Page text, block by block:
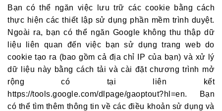
Bạn có thể ngăn việc lưu trữ các cookie bằng cách
thực hiện các thiết lập sử dụng phần mềm trình duyệt.
Ngoài ra, bạn có thể ngăn Google không thu thập dữ
liệu liên quan đến việc bạn sử dụng trang web do
cookie tạo ra (bao gồm cả địa chỉ IP của bạn) và xử lý
dữ liệu này bằng cách tải và cài đặt chương trình mở
rộng có tại liên kết
https://tools.google.com/dlpage/gaoptout?hl=en. Bạn
có thể tìm thêm thông tin về các điều khoản sử dụng và